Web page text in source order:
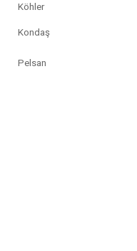
Köhler
Kondaş
Pelsan